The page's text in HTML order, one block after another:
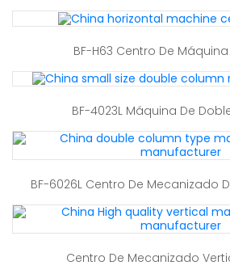
BF-H63 Centro De
BF-4023L Máquina De
BF-6026L Centro De Mecanizado
Centro De Mecanizado